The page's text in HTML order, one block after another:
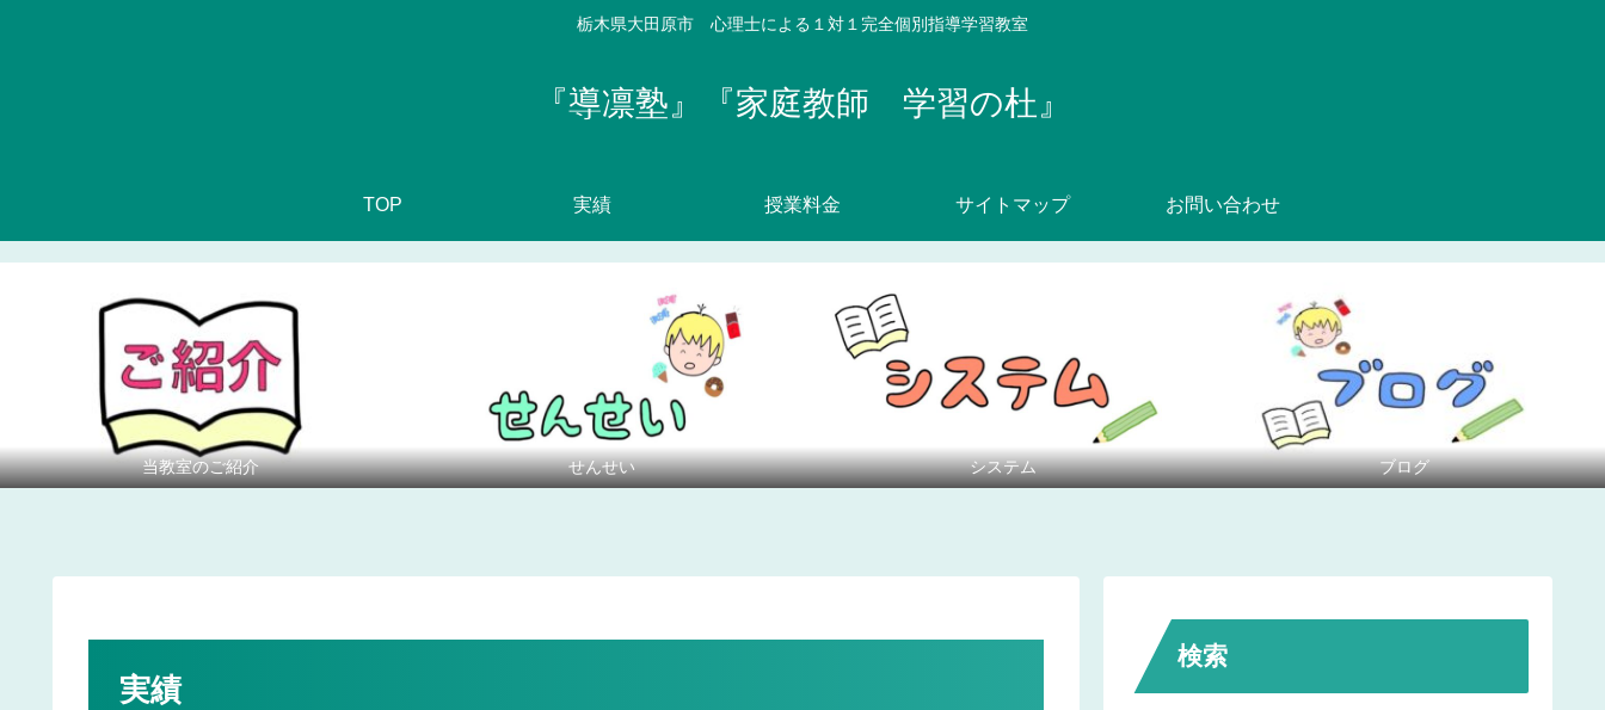
栃木県大田原市 心理士による１対１完全個別指導学習教室
『導凛塾』『家庭教師 学習の杜』
TOP 実績 授業料金 サイトマップ お問い合わせ
当教室のご紹介 せんせい システム ブログ
実績
検索